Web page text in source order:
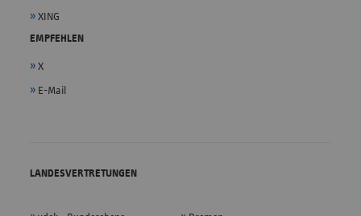
XING
EMPFEHLEN
X
E-Mail
LANDESVERTRETUNGEN